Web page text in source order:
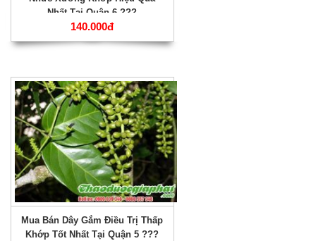
Nhất Tại Quận 6 ???
140.000đ
Mua Bán Dây Gắm Điều Trị Thấp
Khớp Tốt Nhất Tại Quận 5 ???